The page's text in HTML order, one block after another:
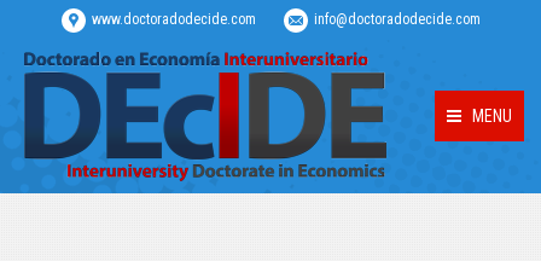
www.doctoradodecide.com info@doctoradodecide.com
MENU